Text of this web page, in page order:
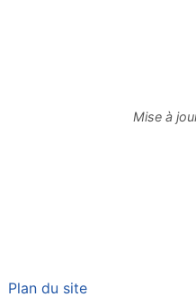
Mise à
Plan du site